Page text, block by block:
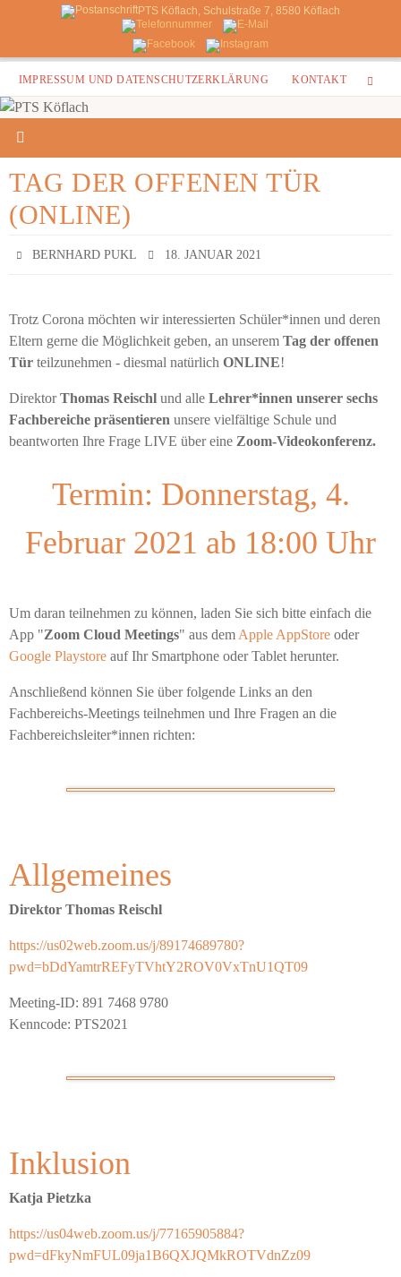
PTS Köflach, Schulstraße 7, 8580 Köflach
Zum
Inhalt
springen
IMPRESSUM UND DATENSCHUTZERKLÄRUNG KONTAKT
TAG DER OFFENEN TÜR
(ONLINE)
BERNHARD PUKL 18. JANUAR 2021
Trotz Corona möchten wir interessierten Schüler*innen und deren
Eltern gerne die Möglichkeit geben, an unserem Tag der offenen
Tür teilzunehmen - diesmal natürlich ONLINE!
DirektorThomas Reischl und alle Lehrer*innen unserer sechs
Fachbereiche präsentieren unsere vielfältige Schule und
beantworten Ihre Frage LIVE über eine Zoom-Videokonferenz.
Termin: Donnerstag, 4.
Februar 2021 ab 18:00 Uhr
Um daran teilnehmen zu können, laden Sie sich bitte einfach die
App "Zoom Cloud Meetings" aus dem Apple AppStore oder
Google Playstore auf Ihr Smartphone oder Tablet herunter.
Anschließend können Sie über folgende Links an den
Fachbereichs-Meetings teilnehmen und Ihre Fragen an die
Fachbereichsleiter*innen richten:
Allgemeines
Direktor Thomas Reischl
https://us02web.zoom.us/j/89174689780?
pwd=bDdYamtrREFyTVhtY2ROV0VxTnU1QT09
Meeting-ID: 891 7468 9780
Kenncode: PTS2021
Inklusion
Katja Pietzka
https://us04web.zoom.us/j/77165905884?
pwd=dFkyNmFUL09ja1B6QXJQMkROTVdnZz09